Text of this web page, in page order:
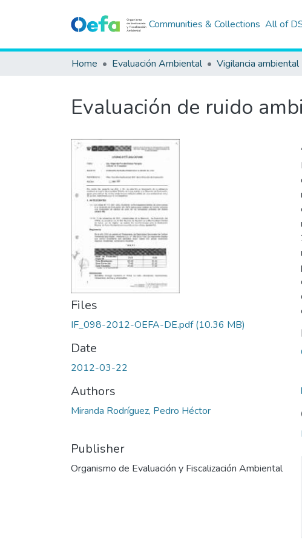
Communities & Collections All of
Home Evaluación Ambiental Vigilancia ambiental
Evaluación de ruido
Files
IF_098-2012-OEFA-DE.pdf(10.36 MB)
Date
2012-03-22
Authors
Miranda Rodríguez, Pedro Héctor
Publisher
Organismo de Evaluación y Fiscalización Ambiental